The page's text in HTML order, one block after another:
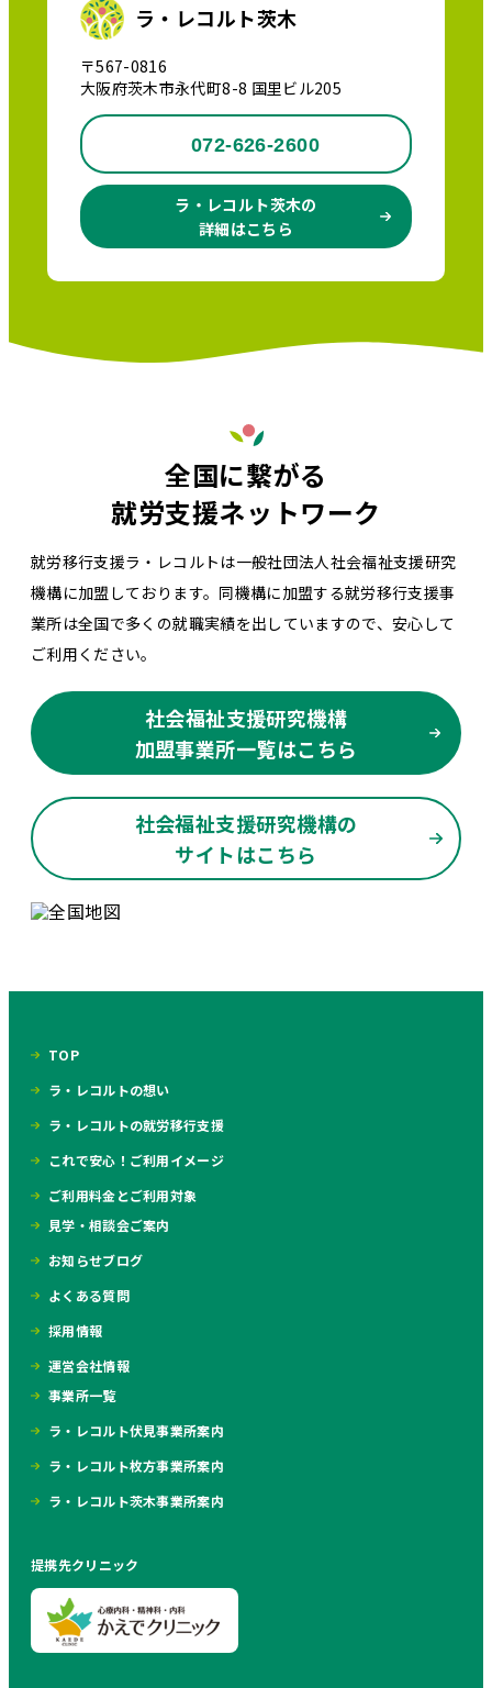
ラ・レコルト茨木
〒567-0816
大阪府茨木市永代町8-8 国里ビル205
072-626-2600
ラ・レコルト茨木の
詳細はこちら
全国に繋がる
就労支援ネットワーク
就労移行支援ラ・レコルトは一般社団法人社会福祉支援研究
機構に加盟しております。同機構に加盟する就労移行支援事
業所は全国で多くの就職実績を出していますので、安心して
ご利用ください。
社会福祉支援研究機構
加盟事業所一覧はこちら
社会福祉支援研究機構の
サイトはこちら
TOP
ラ・レコルトの想い
ラ・レコルトの就労移行支援
これで安心！ご利用イメージ
ご利用料金とご利用対象
見学・相談会ご案内
お知らせブログ
よくある質問
採用情報
運営会社情報
事業所一覧
ラ・レコルト伏見事業所案内
ラ・レコルト枚方事業所案内
ラ・レコルト茨木事業所案内
提携先クリニック